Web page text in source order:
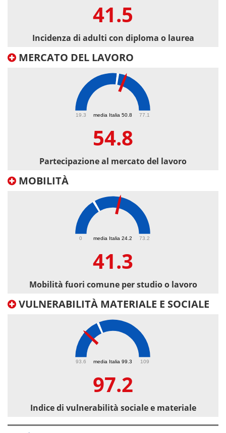
41.5
Incidenza di adulti con diploma o laurea
MERCATO DEL LAVORO
media Italia 50.8
19.3 77.1
54.8
Partecipazione al mercato del lavoro
MOBILITÀ
media Italia 24.2
0 73.2
41.3
Mobilità fuori comune per studio o lavoro
VULNERABILITÀ MATERIALE E SOCIALE
media Italia 99.3
93.6 109
97.2
Indice di vulnerabilità sociale e materiale